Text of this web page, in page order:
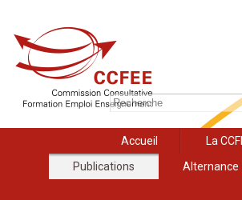
Accueil La
Publications
Alternance